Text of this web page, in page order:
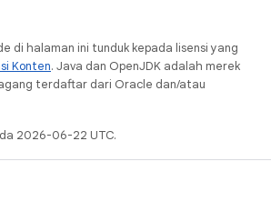
di halaman ini tunduk kepada lisensi yang
Konten. Java dan OpenJDK adalah merek
terdaftar dari Oracle dan/atau
2026-06-22 UTC.